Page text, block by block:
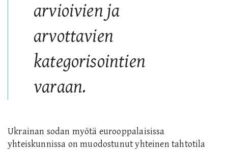
arvioivien ja
arvottavien
kategorisointien
varaan.
Ukrainan sodan myötä eurooppalaisissa
yhteiskunnissa on muodostunut yhteinen tahtotila